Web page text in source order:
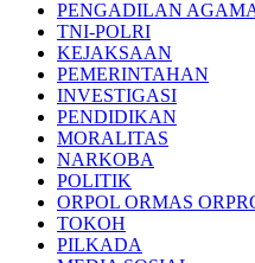
PENGADILAN
TNI-POLRI
KEJAKSAAN
PEMERINTAHAN
INVESTIGASI
PENDIDIKAN
MORALITAS
NARKOBA
POLITIK
ORPOL ORMAS
TOKOH
PILKADA